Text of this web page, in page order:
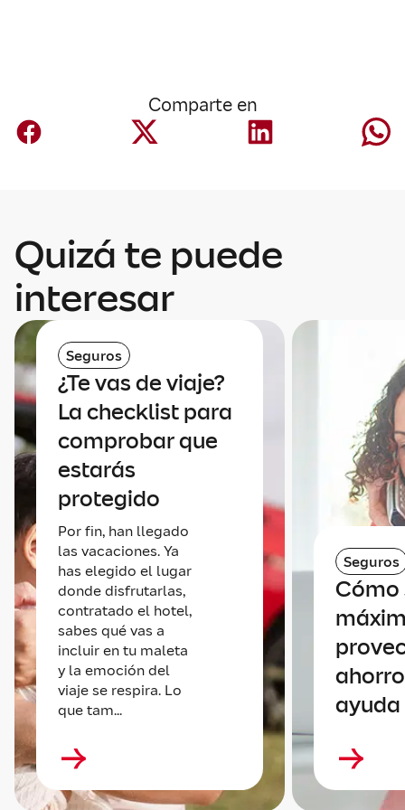
Comparte en
Quizá te puede
interesar
Seguros
¿Te vas de viaje?
La checklist para
comprobar que
estarás
protegido
Por fin, han llegado
las vacaciones. Ya
has elegido el lugar
donde disfrutarlas,
contratado el hotel,
sabes qué vas a
incluir en tu maleta
y la emoción del
viaje se respira. Lo
que tam...
Seguros
Cómo
ayuda